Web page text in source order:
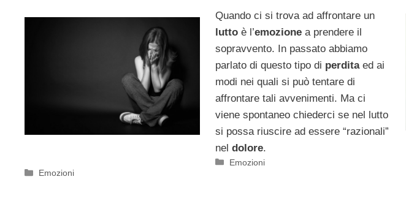
Categorie
Emozioni
Quando ci si trova ad affrontare un
luttoè l’emozionea prendere il
sopravvento. In passato abbiamo
parlato di questo tipo di perditaed ai
modi nei quali si può tentare di
affrontare tali avvenimenti. Ma ci
viene spontaneo chiederci se nel lutto
si possa riuscire ad essere “razionali”
nel dolore.
Categorie
Emozioni